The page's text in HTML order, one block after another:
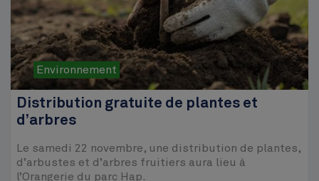
Environnement
Distribution gratuite de plantes et
d’arbres
Le samedi 22 novembre, une distribution de plantes,
d’arbustes et d’arbres fruitiers aura lieu à
l’Orangerie du parc Hap.